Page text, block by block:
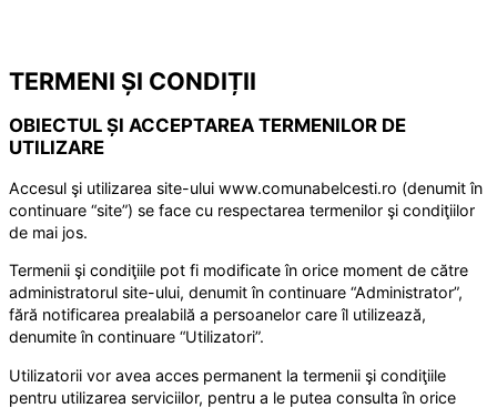
TERMENI ȘI CONDIȚII
OBIECTUL ȘI ACCEPTAREA TERMENILOR DE
UTILIZARE
Accesul şi utilizarea site-ului www.comunabelcesti.ro (denumit în
continuare “site”) se face cu respectarea termenilor şi condiţiilor
de mai jos.
Termenii şi condiţiile pot fi modificate în orice moment de către
administratorul site-ului, denumit în continuare “Administrator”,
fără notificarea prealabilă a persoanelor care îl utilizează,
denumite în continuare “Utilizatori”.
Utilizatorii vor avea acces permanent la termenii şi condiţiile
pentru utilizarea serviciilor, pentru a le putea consulta în orice